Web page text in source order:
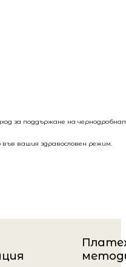
за поддържане на
вашия здравословен режим.